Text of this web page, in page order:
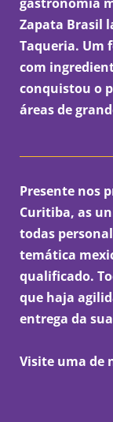
gastronomia
Zapata Brasil
Taqueria. Um
com
conquistou o
áreas de
Presente nos
Curitiba, as
todas
temática
qualificado.
que haja
entrega da
Visite uma de